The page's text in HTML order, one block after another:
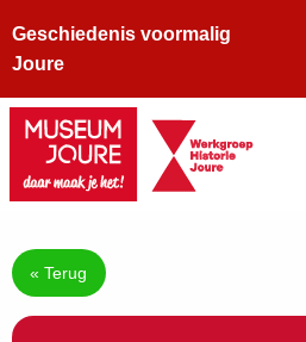
Geschiedenis voormalig
Joure
« Terug